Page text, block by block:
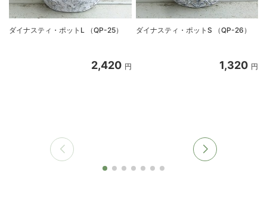
ダイナスティ・ポットL （QP-25）
2,420 円
ダイナスティ・ポットS （QP-26）
1,320 円